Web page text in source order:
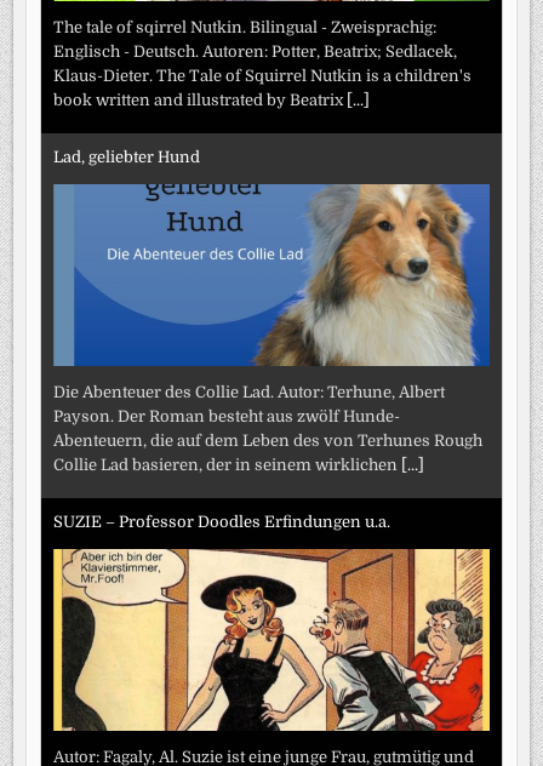
The tale of sqirrel Nutkin. Bilingual - Zweisprachig:
Englisch - Deutsch. Autoren: Potter, Beatrix; Sedlacek,
Klaus-Dieter. The Tale of Squirrel Nutkin is a children's
book written and illustrated by Beatrix [...]
Lad, geliebter Hund
Die Abenteuer des Collie Lad. Autor: Terhune, Albert
Payson. Der Roman besteht aus zwölf Hunde-
Abenteuern, die auf dem Leben des von Terhunes Rough
Collie Lad basieren, der in seinem wirklichen [...]
SUZIE – Professor Doodles Erfindungen u.a.
Autor: Fagaly, Al. Suzie ist eine junge Frau, gutmütig und